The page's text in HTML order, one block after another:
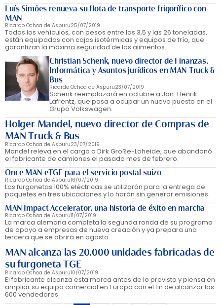
Luís Simões renueva su flota de transporte frigorífico con
MAN
Ricardo Ochoa de Aspuru25/07/2019
Todos los vehículos, con pesos entre las 3,5 y las 26 toneladas,
están equipados con cajas isotérmicas y equipos de frío, que
garantizan la máxima seguridad de los alimentos.
Christian Schenk, nuevo director de Finanzas,
Informática y Asuntos jurídicos en MAN Truck &
Bus
Ricardo Ochoa de Aspuru23/07/2019
Schenk reemplazará en octubre a Jan-Henrik
Lafrentz, que pasa a ocupar un nuevo puesto en el
Grupo Volkswagen.
Holger Mandel, nuevo director de Compras de
MAN Truck & Bus
Ricardo Ochoa de Aspuru23/07/2019
Mandel releva en el cargo a Dirk Große-Loheide, que abandonó
el fabricante de camiones el pasado mes de febrero.
Once MAN eTGE para el servicio postal suizo
Ricardo Ochoa de Aspuru16/07/2019
Las furgonetas 100% eléctricas se utilizarán para la entrega de
paquetes en tres ubicaciones y lo harán sin generar emisiones.
MAN Impact Accelerator, una historia de éxito en marcha
Ricardo Ochoa de Aspuru11/07/2019
La marca alemana completa la segunda ronda de su programa
de apoyo a empresas de nueva creación y ya prepara una
tercera que se abrirá en agosto.
MAN alcanza las 20.000 unidades fabricadas de
su furgoneta TGE
Ricardo Ochoa de Aspuru10/07/2019
El fabricante alcanza esta marca antes de lo previsto y piensa en
ampliar su equipo comercial en Europa con el fin de alcanzar los
600 vendedores.